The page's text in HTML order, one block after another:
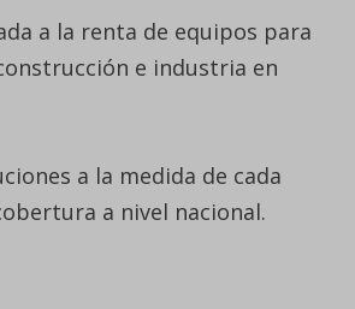
a la renta de equipos para
e industria en
a la medida de cada
a nivel nacional.